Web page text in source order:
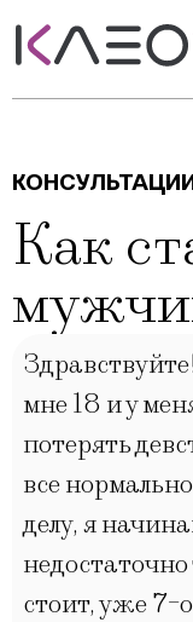
Как
мне 18 и у
потерять
все
делу, я
стоит, уже 7-